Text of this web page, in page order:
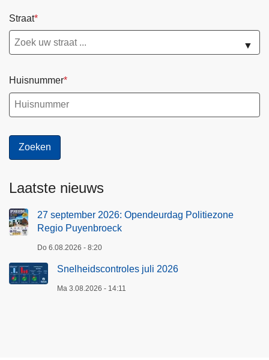
Straat
▼
Huisnummer
Laatste nieuws
27 september 2026: Opendeurdag Politiezone
Regio Puyenbroeck
Do 6.08.2026 - 8:20
Snelheidscontroles juli 2026
Ma 3.08.2026 - 14:11